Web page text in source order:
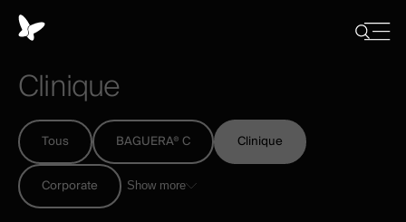
Clinique
Tous BAGUERA® C Clinique
Corporate Show more
Close
Panneau
des
cookies